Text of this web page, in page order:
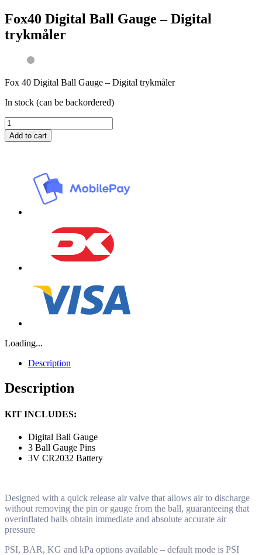
Fox40 Digital Ball Gauge – Digital
trykmåler
Fox 40 Digital Ball Gauge – Digital trykmåler
In stock (can be backordered)
Fox40
Digital
Ball
trykmåler
Add to cart
Loading...
Description
Description
KIT INCLUDES:
Digital Ball Gauge
3 Ball Gauge Pins
3V CR2032 Battery
Designed with a quick release air valve that allows air to discharge
without removing the pin or gauge from the ball, guaranteeing that
overinflated balls obtain immediate and absolute accurate air
pressure
PSI, BAR, KG and kPa options available – default mode is PSI